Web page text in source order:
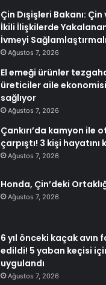
Çin Dışişleri Bakanı:
İkili İlişkilerde
İvmeyi Sağlamlaştırmalı
Ağustos 7, 2026
El emeği ürünler
üreticiler aile
sağlıyor
Ağustos 7, 2026
Çankırı’da kamyon ile
çarpıştı! 3 kişi
Ağustos 7, 2026
Honda, Çin’deki
Ağustos 7, 2026
6 yıl önceki kaçak
edildi! 5 yaban keçisi
uygulandı
Ağustos 7, 2026